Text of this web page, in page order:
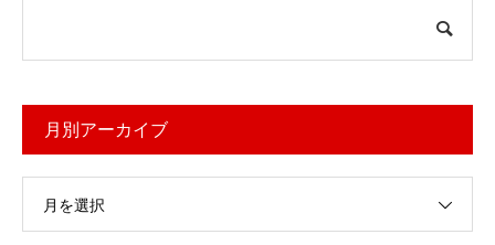
月別アーカイブ
月を選択